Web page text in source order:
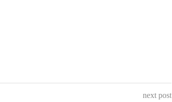
next post